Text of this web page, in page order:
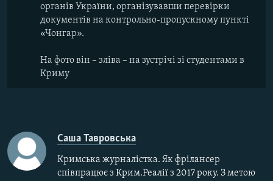
органів України, організувавши перевірки
документів на контрольно-пропускному пункті
«Чонгар».
На фото він – зліва – на зустрічі зі студентами в
Криму
Саша Тавровська
Кримська журналістка. Як фрілансер
співпрацює з Крим.Реалії з 2017 року. З метою